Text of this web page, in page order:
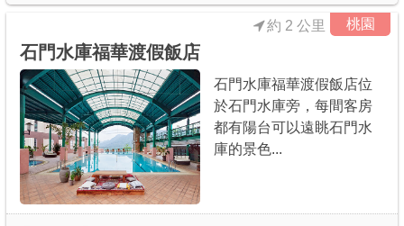
桃園
約 2 公里
石門水庫福華渡假飯店
石門水庫福華渡假飯店位
於石門水庫旁，每間客房
都有陽台可以遠眺石門水
庫的景色...